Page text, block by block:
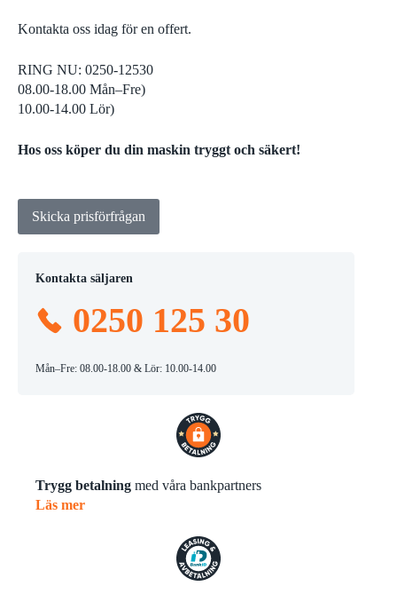
Kontakta oss idag för en offert.
RING NU: 0250-12530
08.00-18.00 Mån–Fre)
10.00-14.00 Lör)
Hos oss köper du din maskin tryggt och säkert!
Skicka prisförfrågan
Kontakta säljaren
0250 125 30
Mån–Fre: 08.00-18.00 & Lör: 10.00-14.00
Trygg betalning med våra bankpartners
Läs mer